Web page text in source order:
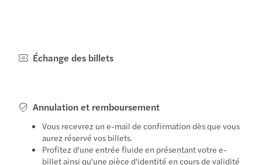
Échange des billets
Annulation et remboursement
Vous recevrez un e-mail de confirmation dès que vous
aurez réservé vos billets.
Profitez d'une entrée fluide en présentant votre e-
billet ainsi qu'une pièce d'identité en cours de validité